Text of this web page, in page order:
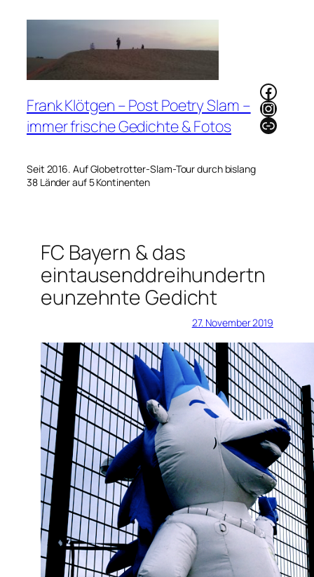
Frank Klötgen – Post Poetry Slam –
immer frische Gedichte & Fotos
Seit 2016. Auf Globetrotter-Slam-Tour durch bislang
38 Länder auf 5 Kontinenten
Link
FC Bayern & das
eintausenddreihundertn
eunzehnte Gedicht
27. November 2019